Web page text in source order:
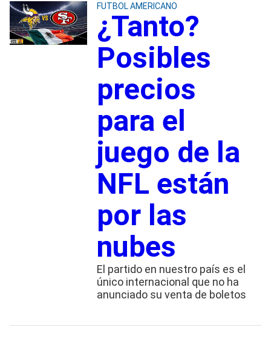
FUTBOL AMERICANO
¿Tanto?
Posibles
precios
para el
juego de la
NFL están
por las
nubes
El partido en nuestro país es el
único internacional que no ha
anunciado su venta de boletos